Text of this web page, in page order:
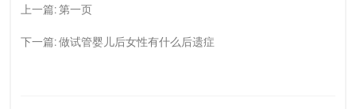
上一篇:第一页
下一篇:做试管婴儿后女性有什么后遗症